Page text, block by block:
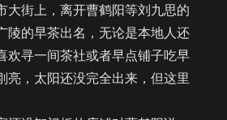
街上，离开曹鹤阳等刘九思的
陵的早茶出名，无论是本地人还
欢寻一间茶社或者早点铺子吃早
亮，太阳还没完全出来，但这里